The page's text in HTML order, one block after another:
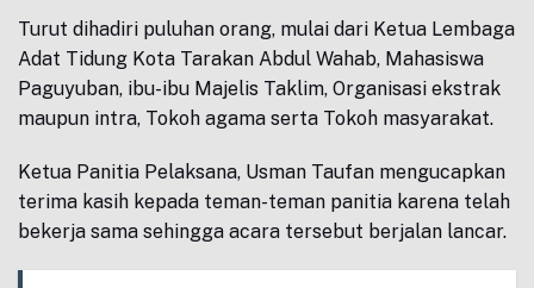
Turut dihadiri puluhan orang, mulai dari Ketua Lembaga
Adat Tidung Kota Tarakan Abdul Wahab, Mahasiswa
Paguyuban, ibu-ibu Majelis Taklim, Organisasi ekstrak
maupun intra, Tokoh agama serta Tokoh masyarakat.
Ketua Panitia Pelaksana, Usman Taufan mengucapkan
terima kasih kepada teman-teman panitia karena telah
bekerja sama sehingga acara tersebut berjalan lancar.